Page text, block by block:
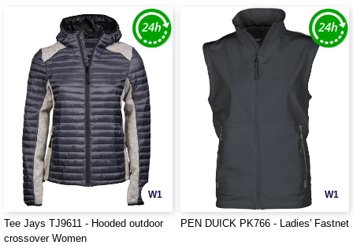
W1
Tee Jays TJ9611 - Hooded outdoor
crossover Women
W1
PEN DUICK PK766 - Ladies' Fastnet